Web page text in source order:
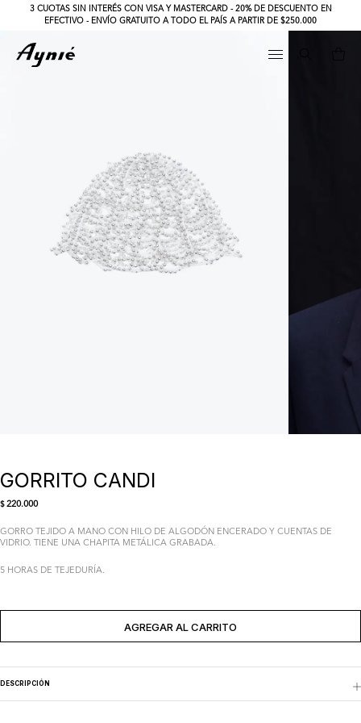
3 CUOTAS SIN INTERÉS CON VISA Y MASTERCARD - 20% DE DESCUENTO EN
EFECTIVO - ENVÍO GRATUITO A TODO EL PAÍS A PARTIR DE $250.000
GORRITO CANDI
$ 220.000
GORRO TEJIDO A MANO CON HILO DE ALGODÓN ENCERADO Y CUENTAS DE
VIDRIO. TIENE UNA CHAPITA METÁLICA GRABADA.
5 HORAS DE TEJEDURÍA.
AGREGAR AL CARRITO
AGREGADO AL CARRITO
DESCRIPCIÓN